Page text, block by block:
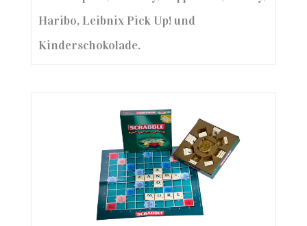
Haribo, Leibnix Pick Up! und
Kinderschokolade.